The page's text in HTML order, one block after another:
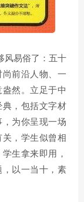
风易俗了：五十
前沿人物、一
然。立足于中
，包括文字材
为你呈现一场
，学生似曾相
生拿来即用，
以一当十，素